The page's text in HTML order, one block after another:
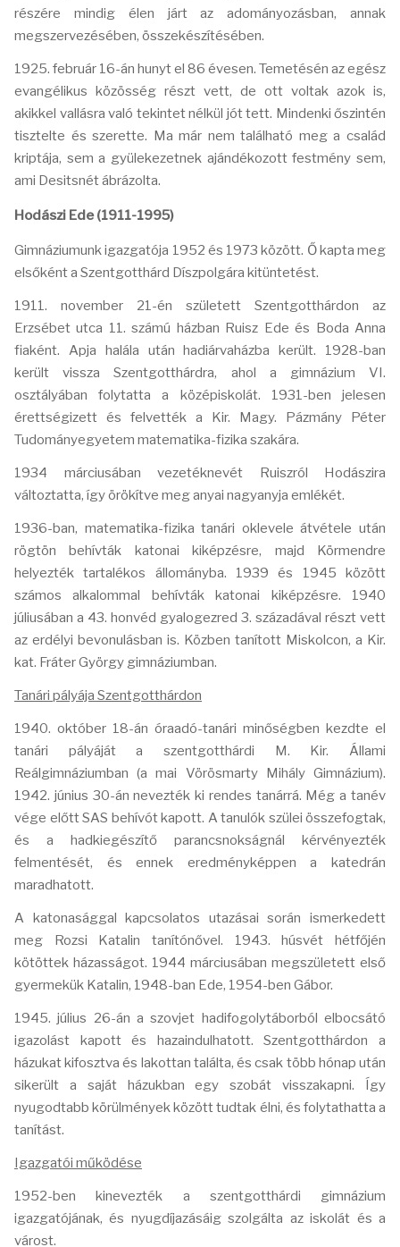
részére mindig élen járt az adományozásban, annak
megszervezésében, összekészítésében.
1925. február 16-án hunyt el 86 évesen. Temetésén az egész
evangélikus közösség részt vett, de ott voltak azok is,
akikkel vallásra való tekintet nélkül jót tett. Mindenki őszintén
tisztelte és szerette. Ma már nem található meg a család
kriptája, sem a gyülekezetnek ajándékozott festmény sem,
ami Desitsnét ábrázolta.
Hodászi Ede (1911-1995)
Gimnáziumunk igazgatója 1952 és 1973 között. Ő kapta meg
elsőként a Szentgotthárd Díszpolgára kitüntetést.
1911. november 21-én született Szentgotthárdon az
Erzsébet utca 11. számú házban Ruisz Ede és Boda Anna
fiaként. Apja halála után hadiárvaházba került. 1928-ban
került vissza Szentgotthárdra, ahol a gimnázium VI.
osztályában folytatta a középiskolát. 1931-ben jelesen
érettségizett és felvették a Kir. Magy. Pázmány Péter
Tudományegyetem matematika-fizika szakára.
1934 márciusában vezetéknevét Ruiszról Hodászira
változtatta, így örökítve meg anyai nagyanyja emlékét.
1936-ban, matematika-fizika tanári oklevele átvétele után
rögtön behívták katonai kiképzésre, majd Körmendre
helyezték tartalékos állományba. 1939 és 1945 között
számos alkalommal behívták katonai kiképzésre. 1940
júliusában a 43. honvéd gyalogezred 3. századával részt vett
az erdélyi bevonulásban is. Közben tanított Miskolcon, a Kir.
kat. Fráter György gimnáziumban.
Tanári pályája Szentgotthárdon
1940. október 18-án óraadó-tanári minőségben kezdte el
tanári pályáját a szentgotthárdi M. Kir. Állami
Reálgimnáziumban (a mai Vörösmarty Mihály Gimnázium).
1942. június 30-án nevezték ki rendes tanárrá. Még a tanév
vége előtt SAS behívót kapott. A tanulók szülei összefogtak,
és a hadkiegészítő parancsnokságnál kérvényezték
felmentését, és ennek eredményképpen a katedrán
maradhatott.
A katonasággal kapcsolatos utazásai során ismerkedett
meg Rozsi Katalin tanítónővel. 1943. húsvét hétfőjén
kötöttek házasságot. 1944 márciusában megszületett első
gyermekük Katalin, 1948-ban Ede, 1954-ben Gábor.
1945. július 26-án a szovjet hadifogolytáborból elbocsátó
igazolást kapott és hazaindulhatott. Szentgotthárdon a
házukat kifosztva és lakottan találta, és csak több hónap után
sikerült a saját házukban egy szobát visszakapni. Így
nyugodtabb körülmények között tudtak élni, és folytathatta a
tanítást.
Igazgatói működése
1952-ben kinevezték a szentgotthárdi gimnázium
igazgatójának, és nyugdíjazásáig szolgálta az iskolát és a
várost.